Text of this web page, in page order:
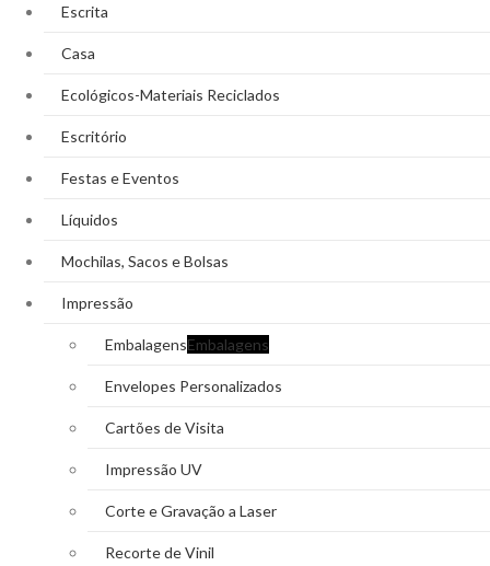
Escrita
Casa
Ecológicos-Materiais Reciclados
Escritório
Festas e Eventos
Líquidos
Mochilas, Sacos e Bolsas
Impressão
EmbalagensEmbalagens
Envelopes Personalizados
Cartões de Visita
Impressão UV
Corte e Gravação a Laser
Recorte de Vinil